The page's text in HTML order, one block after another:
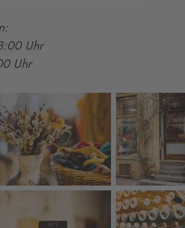
Uhr
Uhr